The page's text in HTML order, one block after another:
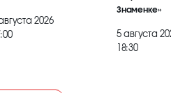
2026
Знаменке»
5 августа
18:30